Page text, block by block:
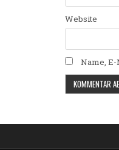
Website
Name,